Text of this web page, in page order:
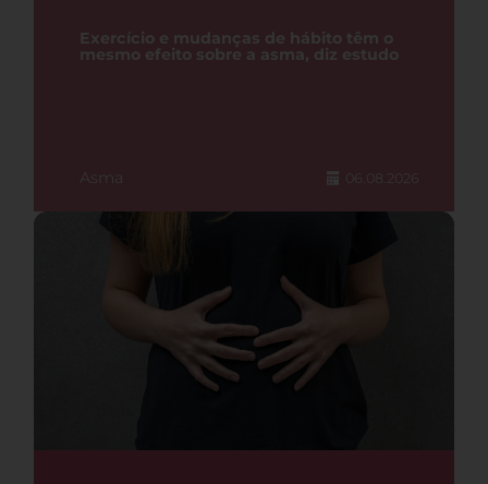
Exercício e mudanças de hábito têm o
mesmo efeito sobre a asma, diz estudo
Asma 06.08.2026